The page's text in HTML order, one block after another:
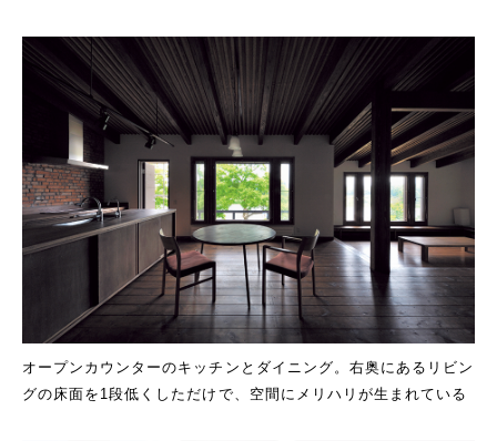
オープンカウンターのキッチンとダイニング。右奥にあるリビン
グの床面を1段低くしただけで、空間にメリハリが生まれている